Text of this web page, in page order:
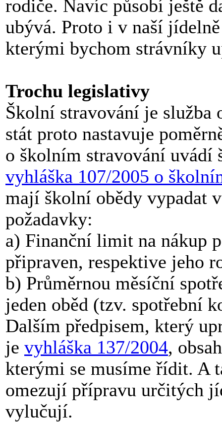
rodiče. Navíc působí ještě
ubývá. Proto i v naší
kterými bychom strávníky
Trochu legislativy
Školní stravování je služba
stát proto nastavuje
o školním stravování uvádí
vyhláška 107/2005 o
mají školní obědy vypadat
požadavky:
a) Finanční limit na nákup
připraven, respektive jeho
b) Průměrnou měsíční
jeden oběd (tzv. spotřební
Dalším předpisem, který
je vyhláška 137/2004,
kterými se musíme řídit. A
omezují přípravu určitých
vylučují.